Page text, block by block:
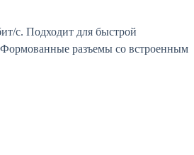
с. Подходит для быстрой
разъемы со встроенным